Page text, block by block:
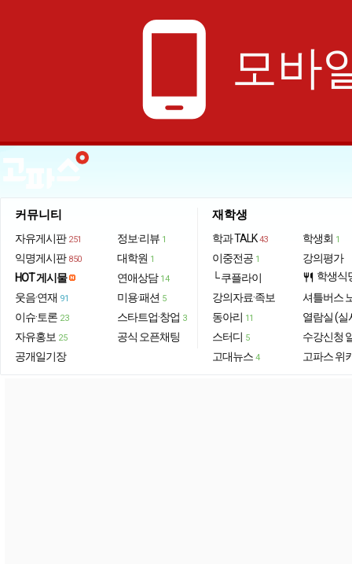
phone_android 모바
커뮤니티
자유게시판 251
익명게시판 850
HOT 게시물
웃음·연재 91
이슈·토론 23
자유홍보 25
공개일기장
정보·리뷰 1
대학원 1
연애상담 14
미용·패션 5
스타트업·창업 3
공식 오픈채팅
재학생
학과 TALK 43
이중전공 1
└ 쿠플라이
강의자료·족보
동아리 11
스터디 5
고대뉴스 4
학생회 1
강의평가
restaurant 학생식
셔틀버스
열람실 (실
수강신청
고파스 위